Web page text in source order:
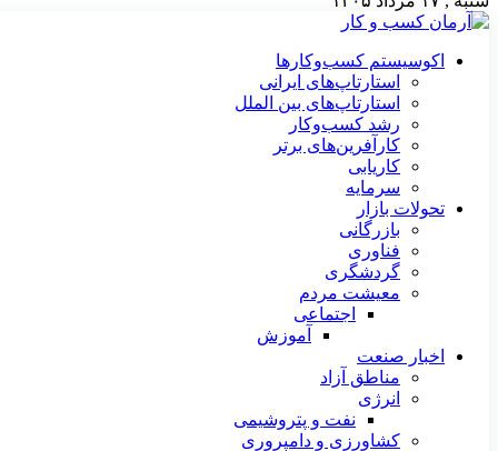
اکوسیستم کسب‌وکارها
استارتاپ‌های ایرانی
استارتاپ‌های بین الملل
رشد کسب‌وکار
کارآفرین‌های برتر
کاریابی
سرمایه
تحولات بازار
بازرگانی
فناوری
گردشگری
معیشت مردم
اجتماعی
آموزش
اخبار صنعت
مناطق آزاد
انرژی
نفت و پتروشیمی
کشاورزی و دامپروری